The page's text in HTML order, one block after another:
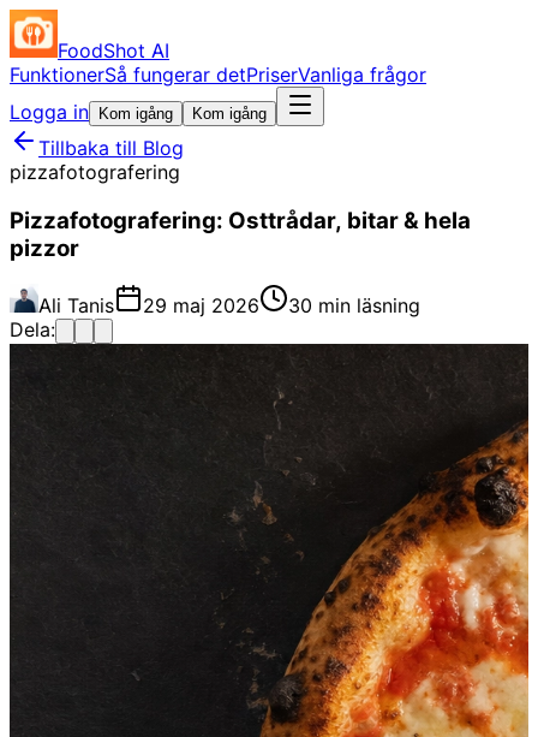
FoodShot AI
FunktionerSå fungerar detPriserVanliga frågor
Logga in
Kom igång Kom igång
Tillbaka till Blog
pizzafotografering
Pizzafotografering: Osttrådar, bitar & hela
pizzor
Ali Tanis 29 maj 2026
30 min läsning
Dela: